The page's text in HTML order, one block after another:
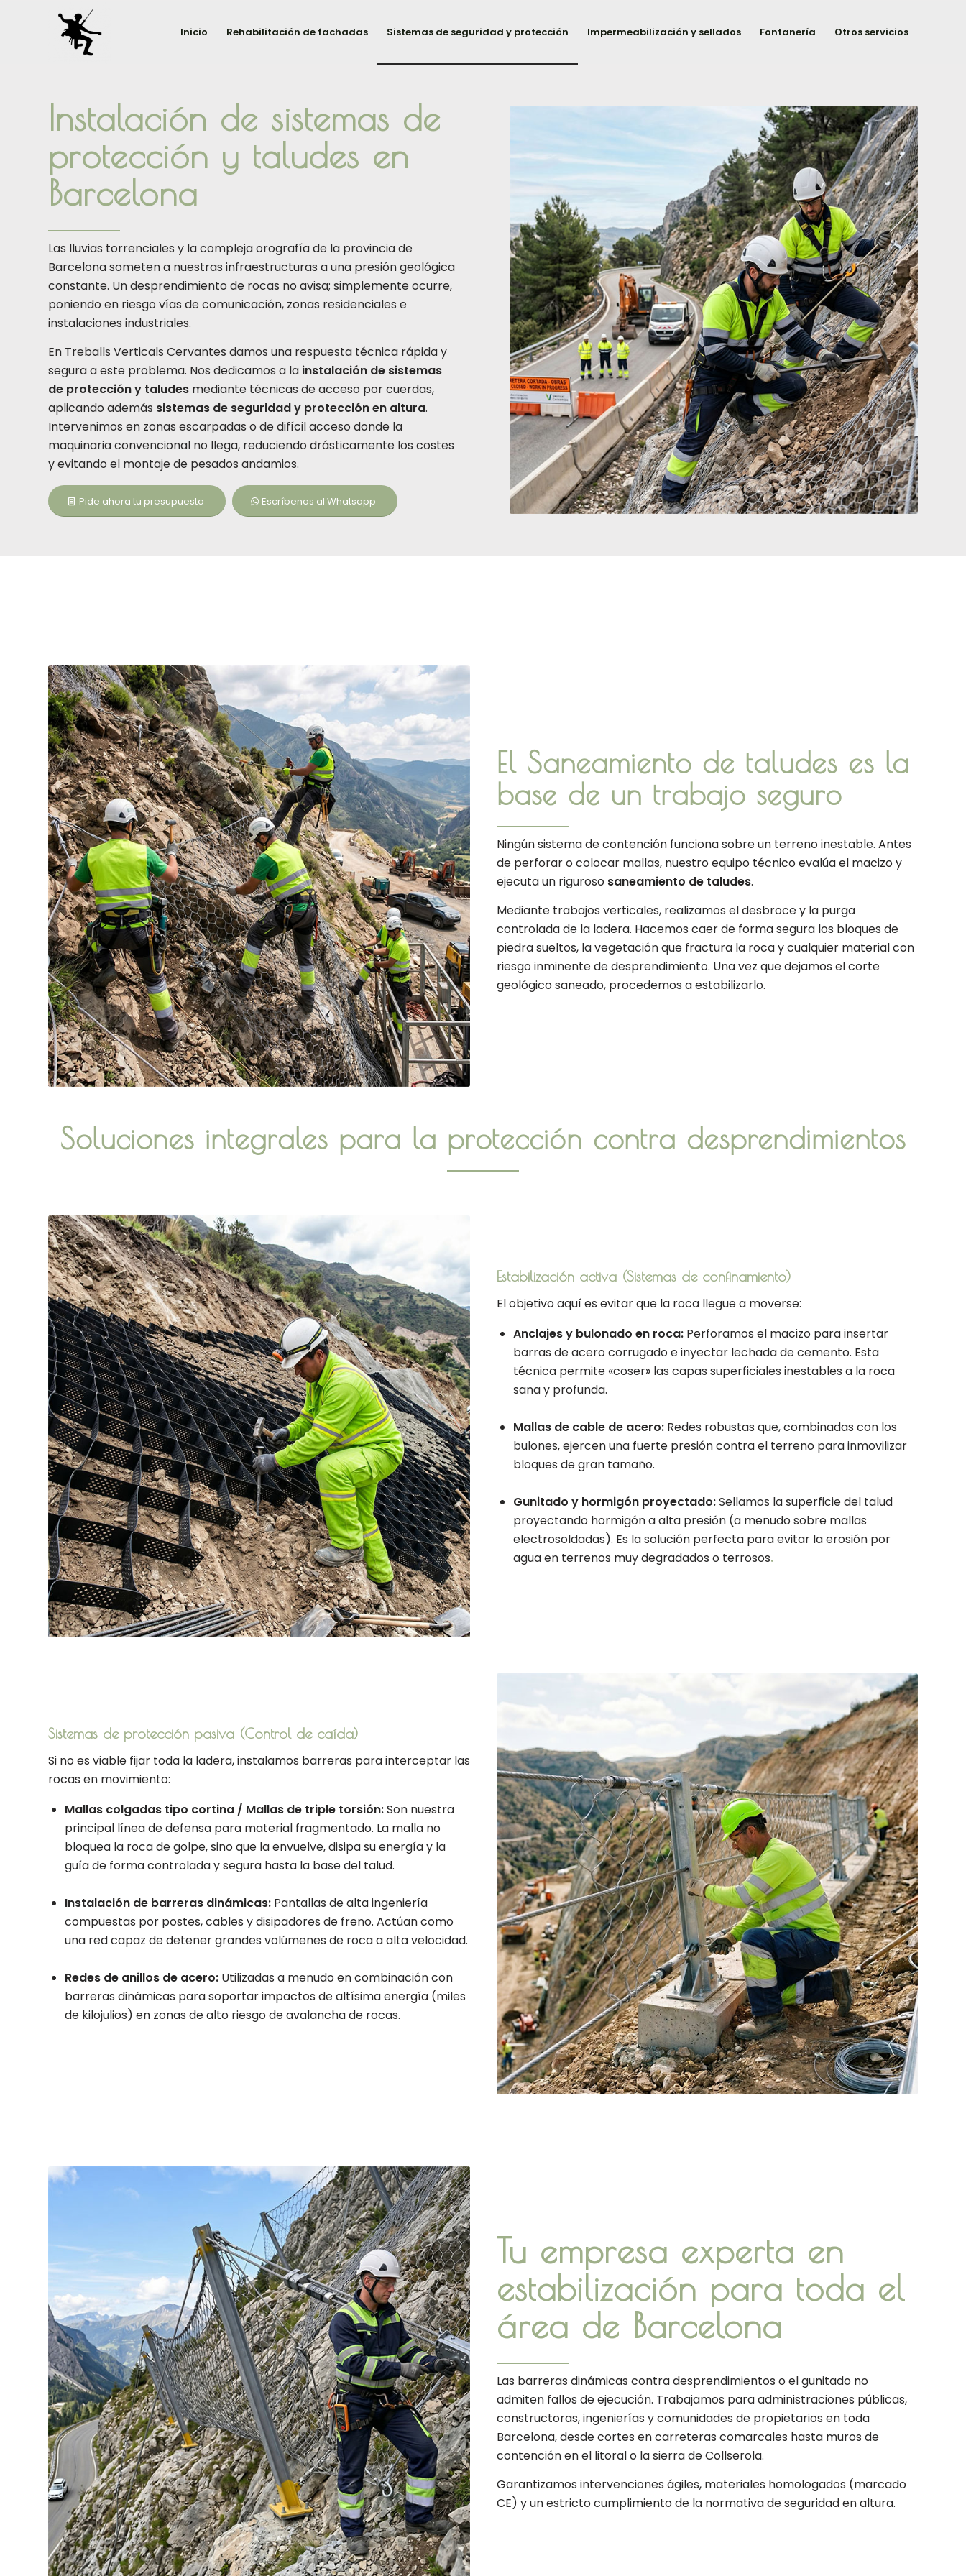
Inicio Rehabilitación de fachadas Sistemas de seguridad y protección Impermeabilización y sellados Fontanería Otros servicios
Instalación de sistemas de
protección y taludes en
Barcelona
Las lluvias torrenciales y la compleja orografía de la provincia de
Barcelona someten a nuestras infraestructuras a una presión geológica
constante. Un desprendimiento de rocas no avisa; simplemente ocurre,
poniendo en riesgo vías de comunicación, zonas residenciales e
instalaciones industriales.
En Treballs Verticals Cervantes damos una respuesta técnica rápida y
segura a este problema. Nos dedicamos a la instalación de sistemas
de protección y taludes mediante técnicas de acceso por cuerdas,
aplicando además sistemas de seguridad y protección en altura.
Intervenimos en zonas escarpadas o de difícil acceso donde la
maquinaria convencional no llega, reduciendo drásticamente los costes
y evitando el montaje de pesados andamios.
Pide ahora tu presupuesto Escríbenos al Whatsapp
El Saneamiento de taludes es la
base de un trabajo seguro
Ningún sistema de contención funciona sobre un terreno inestable. Antes
de perforar o colocar mallas, nuestro equipo técnico evalúa el macizo y
ejecuta un riguroso saneamiento de taludes.
Mediante trabajos verticales, realizamos el desbroce y la purga
controlada de la ladera. Hacemos caer de forma segura los bloques de
piedra sueltos, la vegetación que fractura la roca y cualquier material con
riesgo inminente de desprendimiento. Una vez que dejamos el corte
geológico saneado, procedemos a estabilizarlo.
Soluciones integrales para la protección contra desprendimientos
Estabilización activa (Sistemas de confinamiento)
El objetivo aquí es evitar que la roca llegue a moverse:
Anclajes y bulonado en roca: Perforamos el macizo para insertar
barras de acero corrugado e inyectar lechada de cemento. Esta
técnica permite «coser» las capas superficiales inestables a la roca
sana y profunda.
Mallas de cable de acero: Redes robustas que, combinadas con los
bulones, ejercen una fuerte presión contra el terreno para inmovilizar
bloques de gran tamaño.
Gunitado y hormigón proyectado:Sellamos la superficie del talud
proyectando hormigón a alta presión (a menudo sobre mallas
electrosoldadas). Es la solución perfecta para evitar la erosión por
agua en terrenos muy degradados o terrosos.
Sistemas de protección pasiva (Control de caída)
Si no es viable fijar toda la ladera, instalamos barreras para interceptar las
rocas en movimiento:
Mallas colgadas tipo cortina / Mallas de triple torsión:Son nuestra
principal línea de defensa para material fragmentado. La malla no
bloquea la roca de golpe, sino que la envuelve, disipa su energía y la
guía de forma controlada y segura hasta la base del talud.
Instalación de barreras dinámicas: Pantallas de alta ingeniería
compuestas por postes, cables y disipadores de freno. Actúan como
una red capaz de detener grandes volúmenes de roca a alta velocidad.
Redes de anillos de acero: Utilizadas a menudo en combinación con
barreras dinámicas para soportar impactos de altísima energía (miles
de kilojulios) en zonas de alto riesgo de avalancha de rocas.
Tu empresa experta en
estabilización para toda el
área de Barcelona
Las barreras dinámicas contra desprendimientos o el gunitado no
admiten fallos de ejecución. Trabajamos para administraciones públicas,
constructoras, ingenierías y comunidades de propietarios en toda
Barcelona, desde cortes en carreteras comarcales hasta muros de
contención en el litoral o la sierra de Collserola.
Garantizamos intervenciones ágiles, materiales homologados (marcado
CE) y un estricto cumplimiento de la normativa de seguridad en altura.